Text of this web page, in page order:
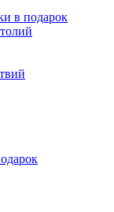
в подарок